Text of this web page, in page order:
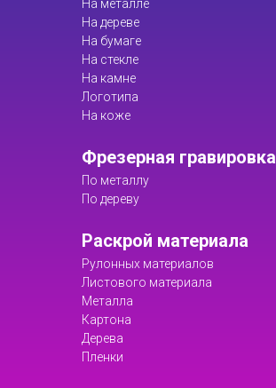
На металле
На дереве
На бумаге
На стекле
На камне
Логотипа
На коже
Фрезерная гравировка
По металлу
По дереву
Раскрой материала
Рулонных материалов
Листового материала
Металла
Картона
Дерева
Пленки